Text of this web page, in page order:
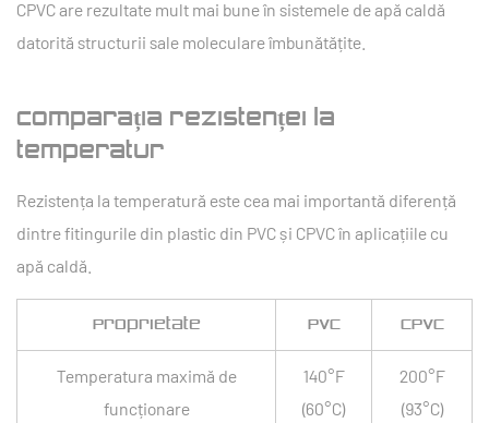
CPVC are rezultate mult mai bune în sistemele de apă caldă
datorită structurii sale moleculare îmbunătățite.
Comparația rezistenței la
temperatură
Rezistența la temperatură este cea mai importantă diferență
dintre fitingurile din plastic din PVC și CPVC în aplicațiile cu
apă caldă.
Proprietate PVC CPVC
Temperatura maximă de
funcționare
140°F
(60°C)
200°F
(93°C)